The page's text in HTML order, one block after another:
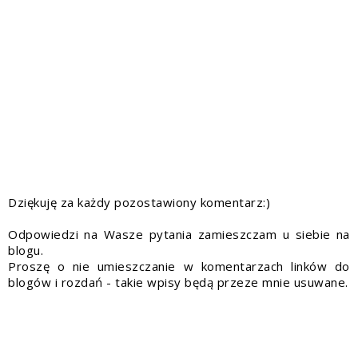
Dziękuję za każdy pozostawiony komentarz:)
Odpowiedzi na Wasze pytania zamieszczam u siebie na
blogu.
Proszę o nie umieszczanie w komentarzach linków do
blogów i rozdań - takie wpisy będą przeze mnie usuwane.